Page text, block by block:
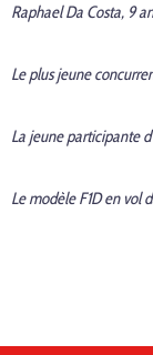
Raphael Da Costa, 9
Le plus jeune
La jeune participante
Le modèle F1D en vol